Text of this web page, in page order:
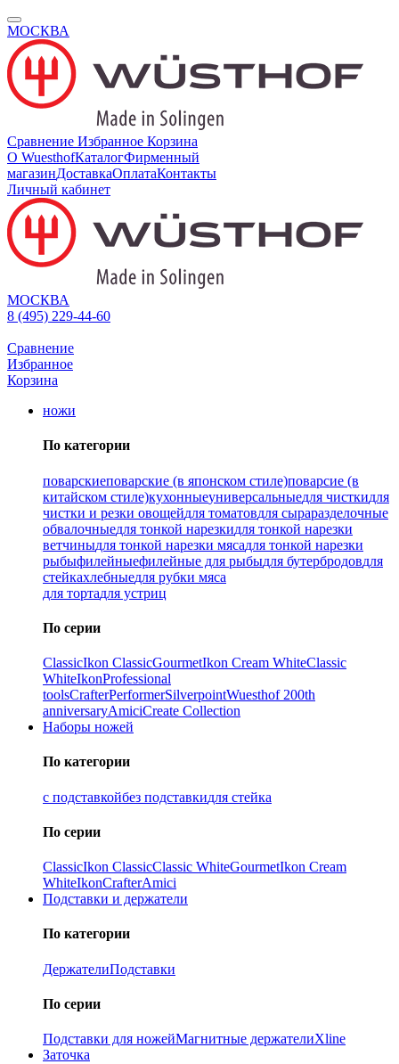
МОСКВА
Сравнение Избранное Корзина
О WuesthofКаталогФирменный
магазинДоставкаОплатаКонтакты
Личный кабинет
МОСКВА
8 (495) 229-44-60
Сравнение
Избранное
Корзина
ножи
По категории
поварскиеповарские (в японском стиле)поварсие (в
китайском стиле)кухонныеуниверсальныедля чисткидля
чистки и резки овощейдля томатовдля сыраразделочные
обвалочныедля тонкой нарезкидля тонкой нарезки
ветчиныдля тонкой нарезки мясадля тонкой нарезки
рыбыфилейныефилейные для рыбыдля бутербродовдля
стейкахлебныедля рубки мяса
для тортадля устриц
По серии
ClassicIkon ClassiсGourmetIkon Cream WhiteClassic
WhiteIkonProfessional
toolsCrafterPerformerSilverpointWuesthof 200th
anniversaryAmiciCreate Collection
Наборы ножей
По категории
с подставкойбез подставкидля стейка
По серии
ClassicIkon ClassiсClassic WhiteGourmetIkon Cream
WhiteIkonCrafterAmici
Подставки и держатели
По категории
ДержателиПодставки
По серии
Подставки для ножейМагнитные держателиXline
Заточка